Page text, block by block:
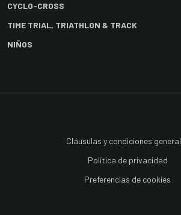
CYCLO-CROSS
TIME TRIAL, TRIATHLON & TRACK
NIÑOS
Cláusulas y condiciones
Política de privacidad
Preferencias de cookies